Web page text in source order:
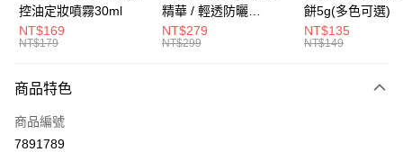
Google Pay
全盈+PAY
大哥付你分期
【大哥付你分期使用說明】
1.本服務由台灣大哥大提供，台灣大哥大用戶可立即使用無須另外申請。
AFTEE先享後付
控油定妝噴霧30ml
NT$169
NT$179
精華 / 輕透防曬
SPF40★★★★(30ml)
NT$279
NT$299
餅5g(多色可選)
NT$135
NT$149
商品特色
商品編號
7891789